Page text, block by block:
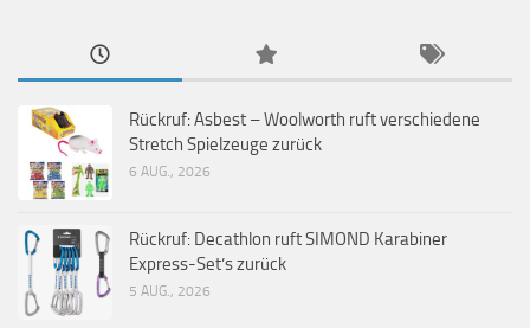
Rückruf: Asbest – Woolworth ruft verschiedene
Stretch Spielzeuge zurück
6 AUG., 2026
Rückruf: Decathlon ruft SIMOND Karabiner
Express-Set’s zurück
5 AUG., 2026